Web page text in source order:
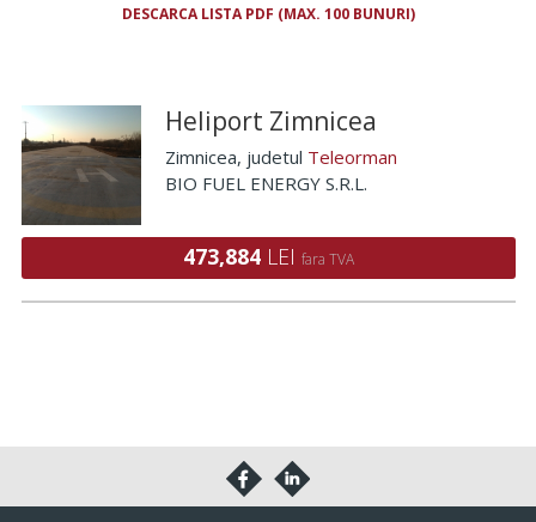
DESCARCA LISTA PDF (MAX. 100 BUNURI)
Heliport Zimnicea
Zimnicea, judetul Teleorman
BIO FUEL ENERGY S.R.L.
473,884 LEI fara TVA